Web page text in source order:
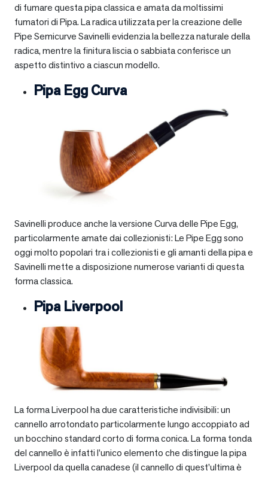
di fumare questa pipa classica e amata da moltissimi
fumatori di Pipa. La radica utilizzata per la creazione delle
Pipe Semicurve Savinelli evidenzia la bellezza naturale della
radica, mentre la finitura liscia o sabbiata conferisce un
aspetto distintivo a ciascun modello.
Pipa Egg Curva
Savinelli produce anche la versione Curva delle Pipe Egg,
particolarmente amate dai collezionisti: Le Pipe Egg sono
oggi molto popolari tra i collezionisti e gli amanti della pipa e
Savinelli mette a disposizione numerose varianti di questa
forma classica.
Pipa Liverpool
La forma Liverpool ha due caratteristiche indivisibili: un
cannello arrotondato particolarmente lungo accoppiato ad
un bocchino standard corto di forma conica. La forma tonda
del cannello è infatti l’unico elemento che distingue la pipa
Liverpool da quella canadese (il cannello di quest’ultima è